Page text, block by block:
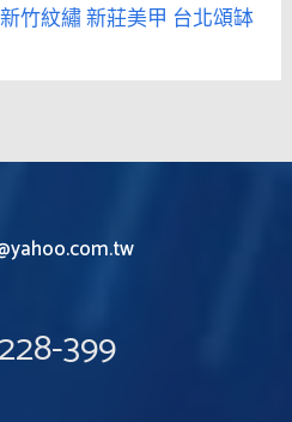
新竹紋繡新莊美甲 台北頌缽
399